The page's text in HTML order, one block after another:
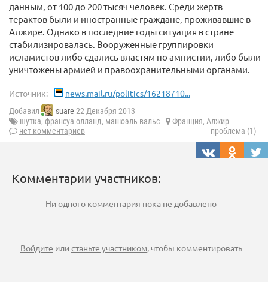
данным, от 100 до 200 тысяч человек. Среди жертв
терактов были и иностранные граждане, проживавшие в
Алжире. Однако в последние годы ситуация в стране
стабилизировалась. Вооруженные группировки
исламистов либо сдались властям по амнистии, либо были
уничтожены армией и правоохранительными органами.
Источник: news.mail.ru/politics/16218710...
Добавил suare 22 Декабря 2013
шутка, франсуа олланд, манюэль вальс Франция, Алжир
нет комментариев
проблема (1)
Комментарии участников:
Ни одного комментария пока не добавлено
Войдите илистаньте участником, чтобы комментировать